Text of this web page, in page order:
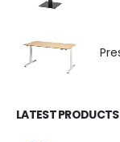
LATEST PRODUCTS